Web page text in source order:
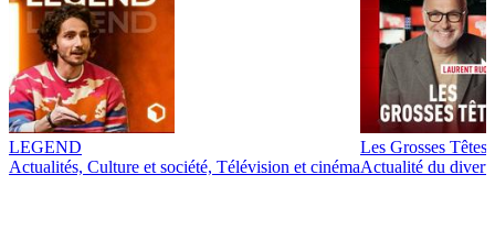
LEGEND
Actualités, Culture et société, Télévision et cinéma
Les Grosses Têtes
Actualité du